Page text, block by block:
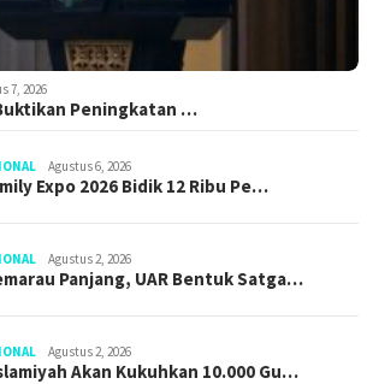
7, 2026
Peningkatan …
Agustus 6, 2026
Expo 2026 Bidik 12 Ribu Pe…
Agustus 2, 2026
Panjang, UAR Bentuk Satga…
Agustus 2, 2026
Akan Kukuhkan 10.000 Gu…